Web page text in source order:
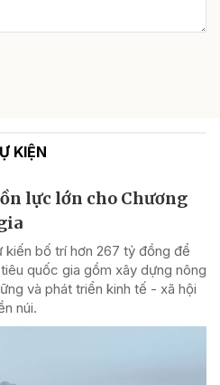
KIỆN
lực lớn cho Chương
kiến bố trí hơn 267 tỷ đồng để
quốc gia gồm xây dựng nông
và phát triển kinh tế - xã hội
núi.